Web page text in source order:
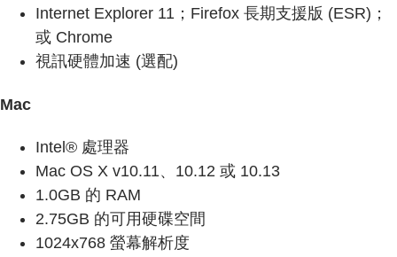
Internet Explorer 11；Firefox 長期支援版 (ESR)；
或 Chrome
視訊硬體加速 (選配)
Mac
Intel® 處理器
Mac OS X v10.11、10.12 或 10.13
1.0GB 的 RAM
2.75GB 的可用硬碟空間
1024x768 螢幕解析度